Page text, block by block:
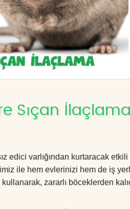
Sıçan
edici varlığından kurtaracak
ile hem evlerinizi hem de iş
zararlı böceklerden